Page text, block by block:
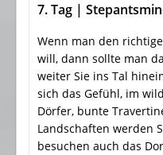
7. Tag |
Wenn man den
will, dann sollte man
weiter Sie ins Tal
sich das Gefühl, im
Dörfer, bunte
Landschaften werden
besuchen auch das